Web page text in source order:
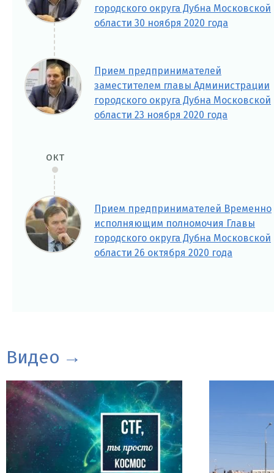
городского округа Дубна Московской
области 30 ноября 2020 года
Прием предпринимателей
заместителем главы Администрации
городского округа Дубна Московской
области 23 ноября 2020 года
окт
Прием предпринимателей Временно
исполняющим полномочия Главы
городского округа Дубна Московской
области 26 октября 2020 года
Видео